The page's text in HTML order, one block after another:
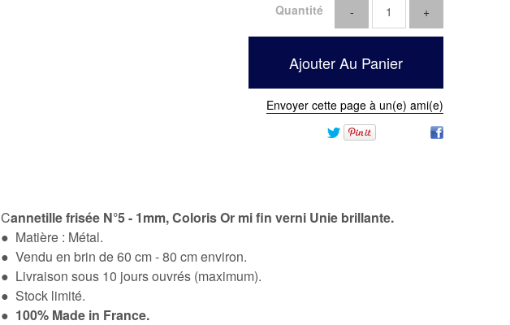
Quantité
Envoyer cette page à un(e) ami(e)
Cannetille frisée N°5 - 1mm, Coloris Or mi fin verni Unie brillante.
● Matière : Métal.
● Vendu en brin de 60 cm - 80 cm environ.
● Livraison sous 10 jours ouvrés (maximum).
● Stock limité.
● 100% Made in France.